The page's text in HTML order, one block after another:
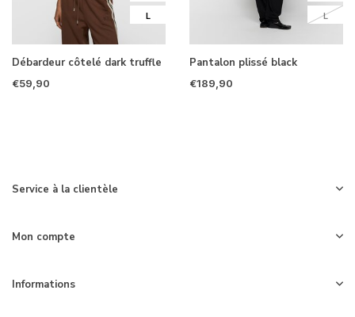
L
Débardeur côtelé dark truffle
€59,90
L
Pantalon plissé black
€189,90
Service à la clientèle
Mon compte
Informations